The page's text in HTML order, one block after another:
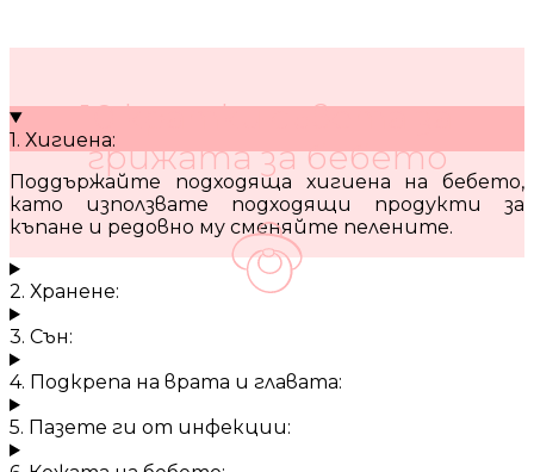
10 кратки съвета за
грижата за бебето
1. Хигиена:
Поддържайте подходяща хигиена на бебето,
като използвате подходящи продукти за
къпане и редовно му сменяйте пелените.
2. Хранене:
3. Сън:
4. Подкрепа на врата и главата:
5. Пазете ги от инфекции: